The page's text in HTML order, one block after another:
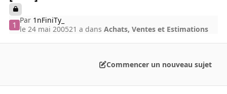
Par 1nFiniTy_
le 24 mai 200521 a dansAchats, Ventes et Estimations
Commencer un nouveau sujet